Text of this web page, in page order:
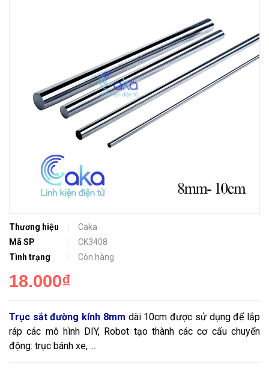
Thương hiệu
Caka
Mã SP
CK3408
Tình trạng
Còn hàng
18.000₫
Trục sắt đường kính 8mm dài 10cm được sử dụng để lắp
ráp các mô hình DIY, Robot tạo thành các cơ cấu chuyển
động: trục bánh xe, ...